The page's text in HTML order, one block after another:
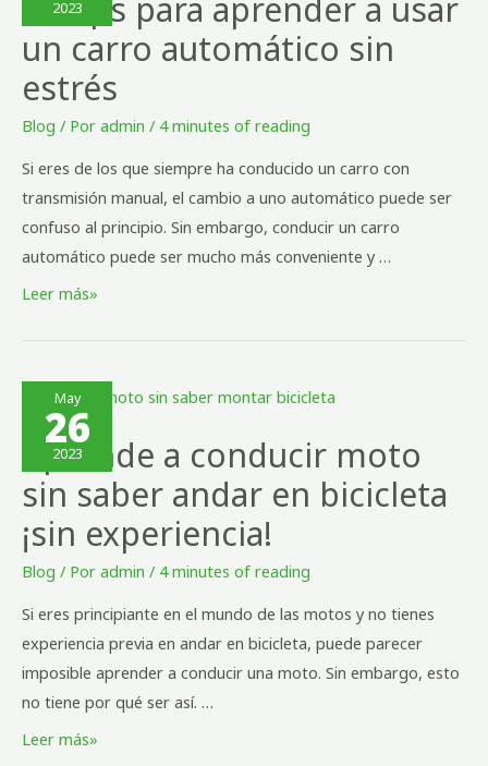
2023
10 tips para aprender a usar
un carro automático sin
estrés
Blog / Por admin / 4 minutes of reading
Si eres de los que siempre ha conducido un carro con
transmisión manual, el cambio a uno automático puede ser
confuso al principio. Sin embargo, conducir un carro
automático puede ser mucho más conveniente y …
Leer más»
May
26
2023
Aprende a conducir moto
sin saber andar en bicicleta
¡sin experiencia!
Blog / Por admin / 4 minutes of reading
Si eres principiante en el mundo de las motos y no tienes
experiencia previa en andar en bicicleta, puede parecer
imposible aprender a conducir una moto. Sin embargo, esto
no tiene por qué ser así. …
Leer más»